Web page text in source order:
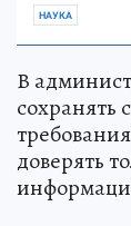
НАУКА
В
сохранять
доверять